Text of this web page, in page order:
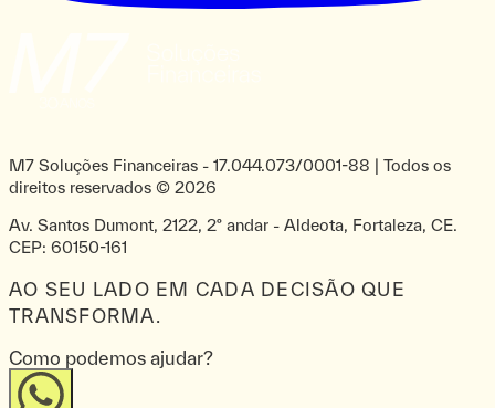
M7 Soluções Financeiras - 17.044.073/0001-88 | Todos os
direitos reservados © 2026
Av. Santos Dumont, 2122, 2º andar - Aldeota, Fortaleza, CE.
CEP: 60150-161
AO SEU LADO EM CADA DECISÃO QUE
TRANSFORMA.
Como podemos ajudar?